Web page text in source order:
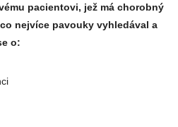
pacientovi, jež má chorobný
nejvíce pavouky vyhledával a
o: